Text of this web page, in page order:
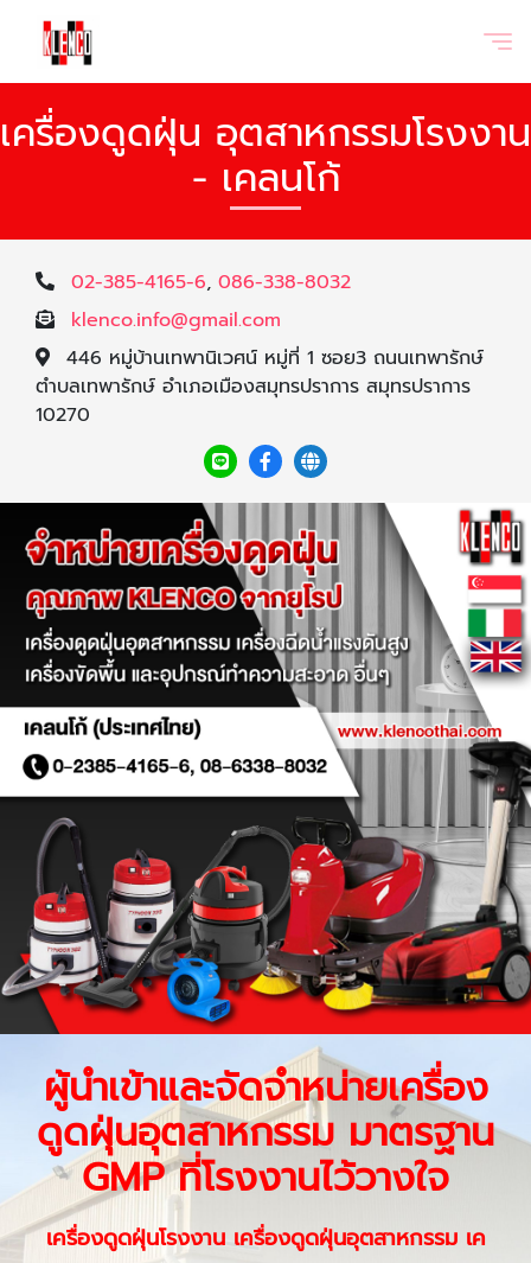
เครื่องดูดฝุ่น อุตสาหกรรมโรงงาน
- เคลนโก้
02-385-4165-6, 086-338-8032
klenco.info@gmail.com
446 หมู่บ้านเทพานิเวศน์ หมู่ที่ 1 ซอย3 ถนนเทพารักษ์
ตำบลเทพารักษ์ อำเภอเมืองสมุทรปราการ สมุทรปราการ
10270
ผู้นำเข้าและจัดจำหน่ายเครื่อง
ดูดฝุ่นอุตสาหกรรม มาตรฐาน
GMP ที่โรงงานไว้วางใจ
เครื่องดูดฝุ่นโรงงาน เครื่องดูดฝุ่นอุตสาหกรรม เค